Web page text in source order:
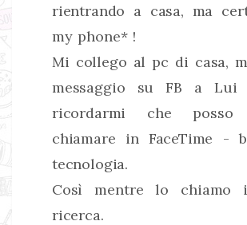
rientrando a casa, ma
my phone* !
Mi collego al pc di casa,
messaggio su FB a
ricordarmi che posso
chiamare in FaceTime -
tecnologia.
Così mentre lo chiamo
ricerca.